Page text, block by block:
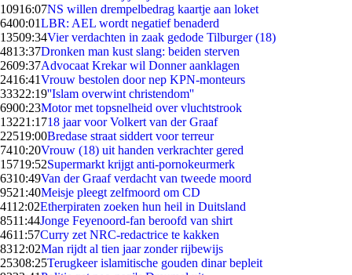
10916:07NS willen drempelbedrag kaartje aan loket
6400:01LBR: AEL wordt negatief benaderd
13509:34Vier verdachten in zaak gedode Tilburger (18)
4813:37Dronken man kust slang: beiden sterven
2609:37Advocaat Krekar wil Donner aanklagen
2416:41Vrouw bestolen door nep KPN-monteurs
33322:19''Islam overwint christendom''
6900:23Motor met topsnelheid over vluchtstrook
13221:1718 jaar voor Volkert van der Graaf
22519:00Bredase straat siddert voor terreur
7410:20Vrouw (18) uit handen verkrachter gered
15719:52Supermarkt krijgt anti-pornokeurmerk
6310:49Van der Graaf verdacht van tweede moord
9521:40Meisje pleegt zelfmoord om CD
4112:02Etherpiraten zoeken hun heil in Duitsland
8511:44Jonge Feyenoord-fan beroofd van shirt
4611:57Curry zet NRC-redactrice te kakken
8312:02Man rijdt al tien jaar zonder rijbewijs
25308:25Terugkeer islamitische gouden dinar bepleit